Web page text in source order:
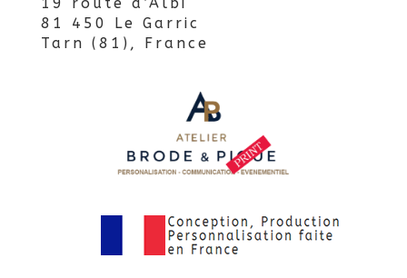
81 450 Le Garric
Tarn (81), France